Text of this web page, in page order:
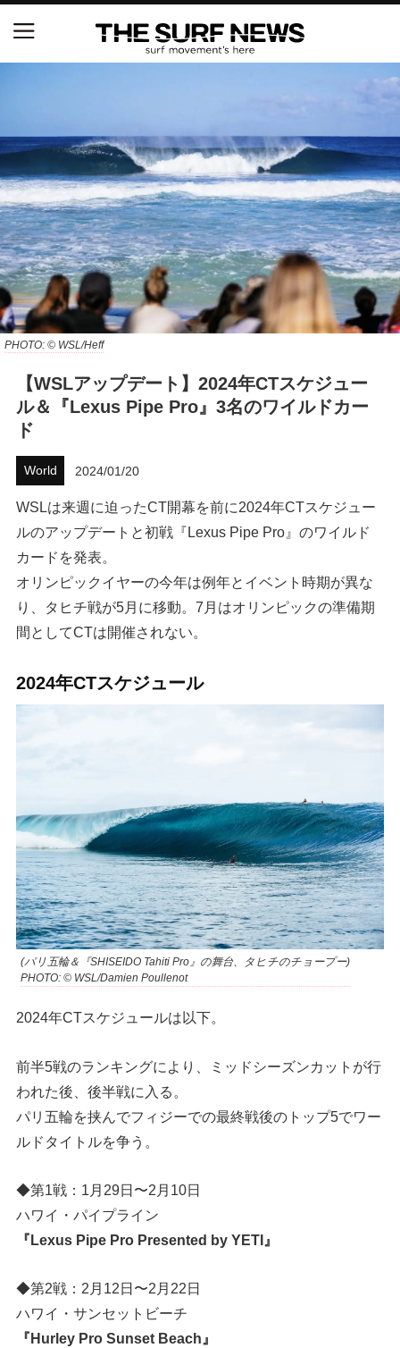
PHOTO: © WSL/Heff
【WSLアップデート】2024年CTスケジュー
ル＆『Lexus Pipe Pro』3名のワイルドカー
ド
World 2024/01/20
WSLは来週に迫ったCT開幕を前に2024年CTスケジュー
ルのアップデートと初戦『Lexus Pipe Pro』のワイルド
カードを発表。
オリンピックイヤーの今年は例年とイベント時期が異な
り、タヒチ戦が5月に移動。7月はオリンピックの準備期
間としてCTは開催されない。
2024年CTスケジュール
(パリ五輪＆『SHISEIDO Tahiti Pro』の舞台、タヒチのチョープー)
PHOTO: © WSL/Damien Poullenot
2024年CTスケジュールは以下。
前半5戦のランキングにより、ミッドシーズンカットが行
われた後、後半戦に入る。
パリ五輪を挟んでフィジーでの最終戦後のトップ5でワー
ルドタイトルを争う。
◆第1戦：1月29日〜2月10日
ハワイ・パイプライン
『Lexus Pipe Pro Presented by YETI』
◆第2戦：2月12日〜2月22日
ハワイ・サンセットビーチ
『Hurley Pro Sunset Beach』
NSAと茅ヶ崎市が包括連携協定を締結 自治体との
ックとの豪華プライベートセッション
S.ONE ショート＆ロング開幕戦・現地リポート（高
橋みなと）
ニュース
製品情報
特集
試合
ホリデースタイル
ウェストジャパン
イベント・リリース